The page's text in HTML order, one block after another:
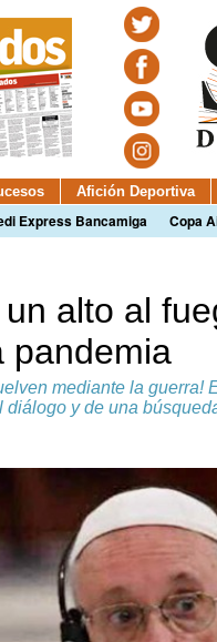
Afición Deportiva
Express Bancamiga Copa
alto al
pandemia
mediante la guerra!
diálogo y de una